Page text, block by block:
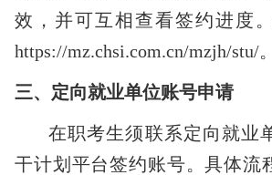
效，并可互相查看签约进度。
https://mz.chsi.com.cn/mzjh/stu/。
三、 定向就业单位账号申请
在职考生须联系定向就业
干计划平台签约账号。具体流